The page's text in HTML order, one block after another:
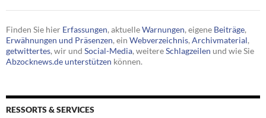
Finden Sie hier Erfassungen, aktuelleWarnungen, eigene Beiträge,
Erwähnungen und Präsenzen, ein Webverzeichnis, Archivmaterial,
getwittertes, wir und Social-Media, weitereSchlagzeilen und wie Sie
Abzocknews.de unterstützen können.
RESSORTS & SERVICES